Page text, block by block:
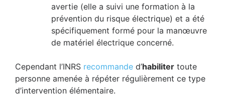
avertie (elle a suivi une formation à la
prévention du risque électrique) et a été
spécifiquement formé pour la manœuvre
de matériel électrique concerné.
Cependant l’INRS recommande d’habiliter toute
personne amenée à répéter régulièrement ce type
d’intervention élémentaire.